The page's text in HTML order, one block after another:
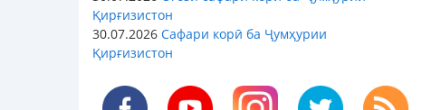
Қирғизистон
30.07.2026 Сафари корӣ ба Ҷумҳурии
Қирғизистон